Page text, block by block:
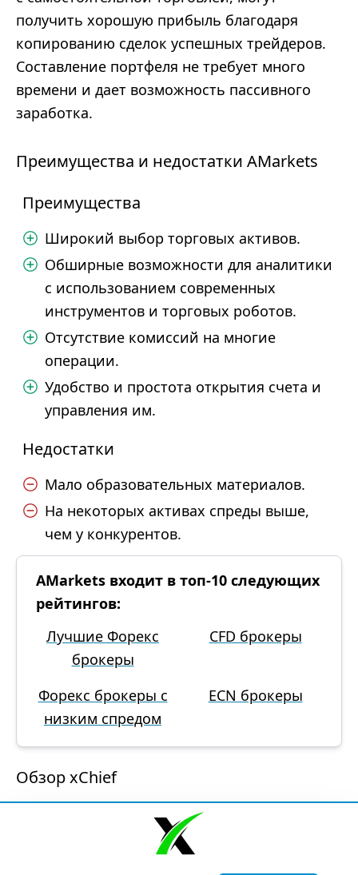
получить хорошую прибыль благодаря
копированию сделок успешных трейдеров.
Составление портфеля не требует много
времени и дает возможность пассивного
заработка.
Преимущества и недостатки AMarkets
Преимущества
Широкий выбор торговых активов.
Обширные возможности для аналитики
с использованием современных
инструментов и торговых роботов.
Отсутствие комиссий на многие
операции.
Удобство и простота открытия счета и
управления им.
Недостатки
Мало образовательных материалов.
На некоторых активах спреды выше,
чем у конкурентов.
AMarkets входит в топ-10 следующих
рейтингов:
Лучшие Форекс
брокеры
CFD брокеры
Форекс брокеры с
низким спредом
ECN брокеры
Обзор xChief